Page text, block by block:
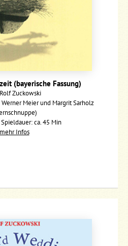
(bayerische Fassung)
Zuckowski
Meier und Margrit Sarholz
Spieldauer: ca. 45 Min
mehr Infos